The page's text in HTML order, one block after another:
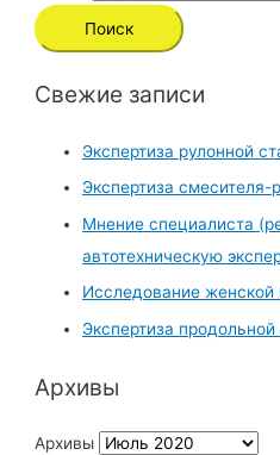
Свежие записи
Экспертиза рулонной
Экспертиза смесителя-
Мнение специалиста
автотехническую
Исследование женской
Экспертиза продольной
Архивы
Архивы